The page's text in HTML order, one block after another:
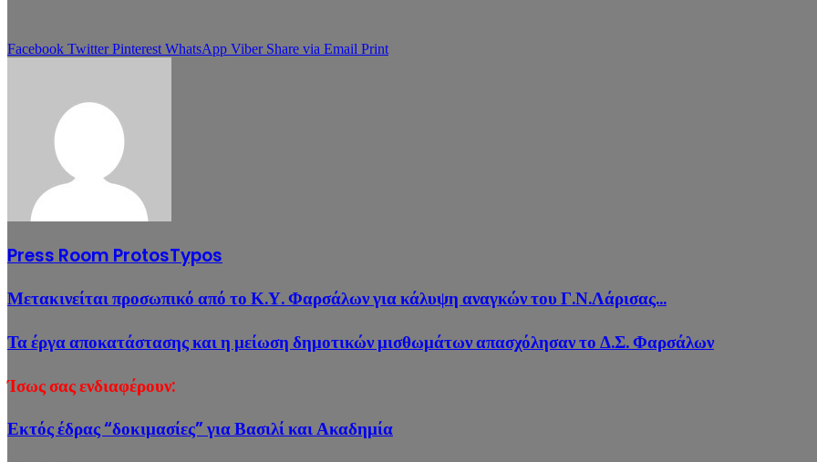
Facebook Twitter Pinterest WhatsApp Viber Share via Email Print
Press Room ProtosTypos
Μετακινείται προσωπικό από το Κ.Υ. Φαρσάλων για κάλυψη αναγκών του Γ.Ν.Λάρισας...
Τα έργα αποκατάστασης και η μείωση δημοτικών μισθωμάτων απασχόλησαν το Δ.Σ. Φαρσάλων
Ίσως σας ενδιαφέρουν:
Εκτός έδρας “δοκιμασίες” για Βασιλί και Ακαδημία